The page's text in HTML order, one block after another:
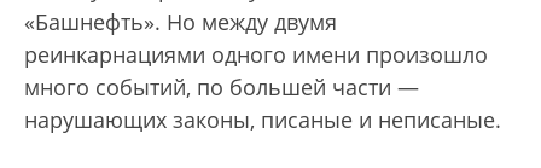
«Башнефть». Но между двумя
реинкарнациями одного имени произошло
много событий, по большей части —
нарушающих законы, писаные и неписаные.